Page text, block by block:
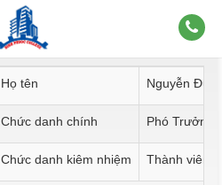
Họ tên Nguyễn Đức
Chức danh chính Phó Trưởng
Chức danh kiêm nhiệm Thành viên